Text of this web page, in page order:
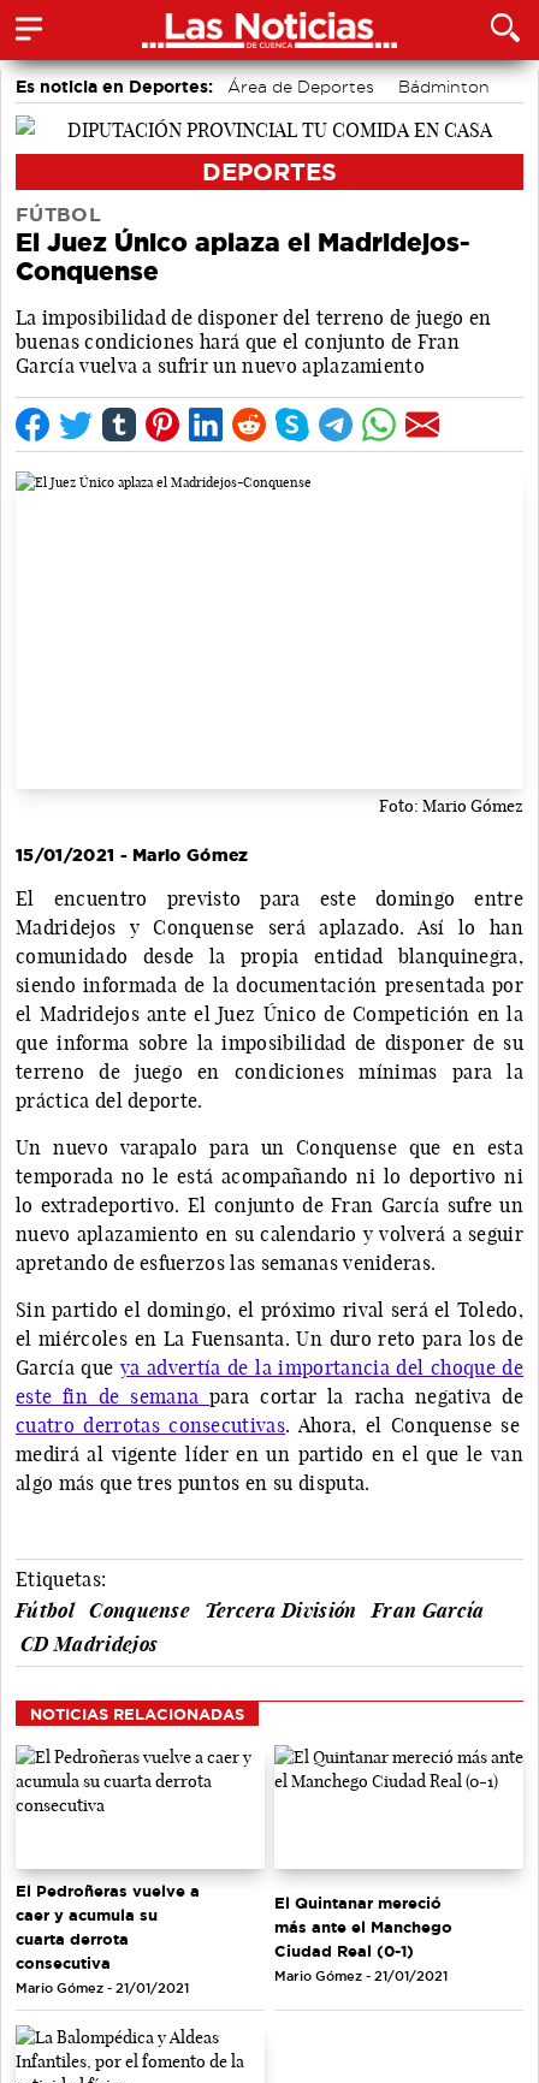
Es noticia en Deportes: Área de Deportes
Bádminton
Motor
DEPORTES
FÚTBOL
El Juez Único aplaza el Madridejos-
Conquense
La imposibilidad de disponer del terreno de juego en
buenas condiciones hará que el conjunto de Fran
García vuelva a sufrir un nuevo aplazamiento
Foto: Mario Gómez
15/01/2021 - Mario Gómez
El encuentro previsto para este domingo entre
Madridejos y Conquense será aplazado. Así lo han
comunidado desde la propia entidad blanquinegra,
siendo informada de la documentación presentada por
el Madridejos ante el Juez Único de Competición en la
que informa sobre la imposibilidad de disponer de su
terreno de juego en condiciones mínimas para la
práctica del deporte.
Un nuevo varapalo para un Conquense que en esta
temporada no le está acompañando ni lo deportivo ni
lo extradeportivo. El conjunto de Fran García sufre un
nuevo aplazamiento en su calendario y volverá a seguir
apretando de esfuerzos las semanas venideras.
Sin partido el domingo, el próximo rival será el Toledo,
el miércoles en La Fuensanta. Un duro reto para los de
García que ya advertía de la importancia del choque de
este fin de semanapara cortar la racha negativa de
cuatro derrotas consecutivas. Ahora, el Conquense se
medirá al vigente líder en un partido en el que le van
algo más que tres puntos en su disputa.
Etiquetas:
Fútbol
Conquense Tercera División
Fran García
CD Madridejos
NOTICIAS RELACIONADAS
El Pedroñeras vuelve a
caer y acumula su
cuarta derrota
consecutiva
Mario Gómez - 21/01/2021
El Quintanar mereció
más ante el Manchego
Ciudad Real (0-1)
Mario Gómez - 21/01/2021